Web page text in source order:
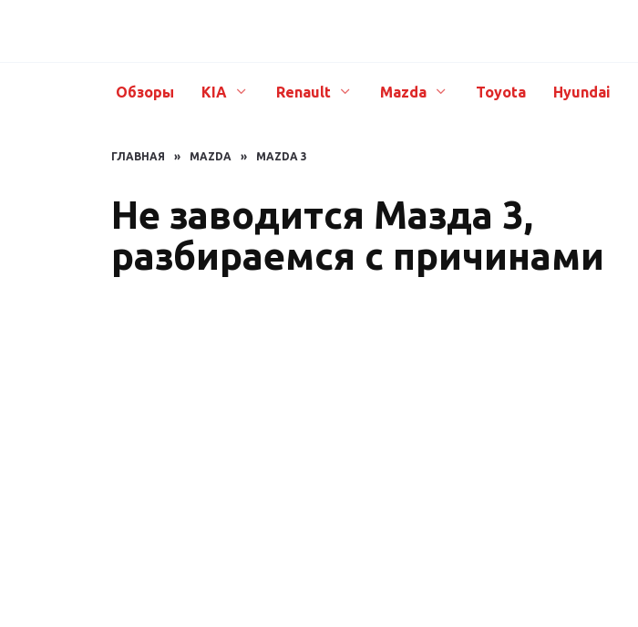
Обзоры KIA Renault Mazda Toyota Hyundai
ГЛАВНАЯ » MAZDA » MAZDA 3
Не заводится Мазда 3,
разбираемся с причинами